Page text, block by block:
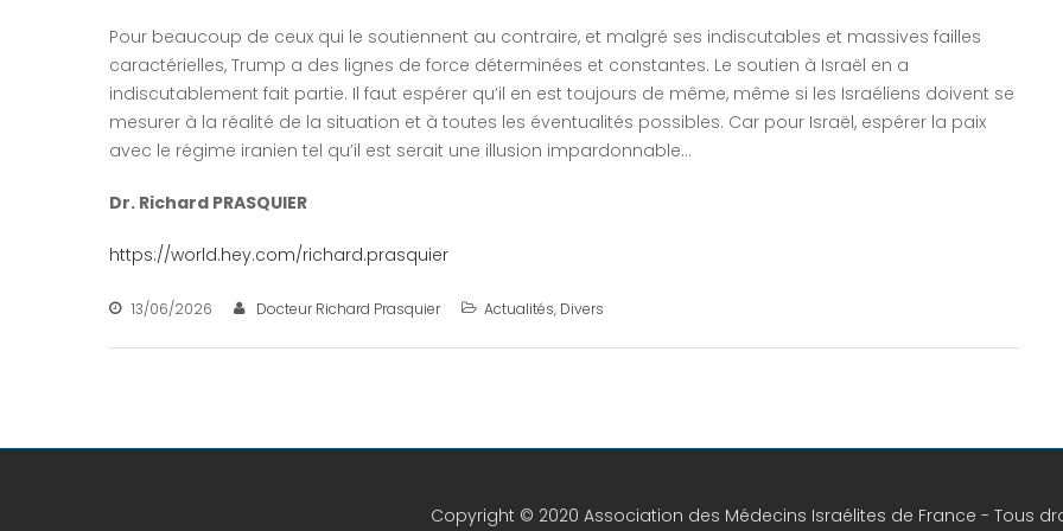
Pour beaucoup de ceux qui le soutiennent au contraire, et malgré ses indiscutables et massives failles
caractérielles, Trump a des lignes de force déterminées et constantes. Le soutien à Israël en a
indiscutablement fait partie. Il faut espérer qu’il en est toujours de même, même si les Israéliens doivent se
mesurer à la réalité de la situation et à toutes les éventualités possibles. Car pour Israël, espérer la paix
avec le régime iranien tel qu’il est serait une illusion impardonnable…
Dr. Richard PRASQUIER
https://world.hey.com/richard.prasquier
13/06/2026 Docteur Richard Prasquier Actualités, Divers
Copyright © 2020 Association des Médecins Israélites de France - Tous